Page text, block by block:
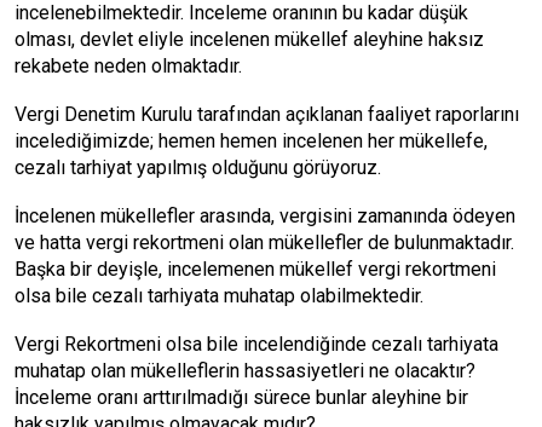
incelenebilmektedir. Inceleme oranının bu kadar düşük
olması, devlet eliyle incelenen mükellef aleyhine haksız
rekabete neden olmaktadır.
Vergi Denetim Kurulu tarafından açıklanan faaliyet raporlarını
incelediğimizde; hemen hemen incelenen her mükellefe,
cezalı tarhiyat yapılmış olduğunu görüyoruz.
İncelenen mükellefler arasında, vergisini zamanında ödeyen
ve hatta vergi rekortmeni olan mükellefler de bulunmaktadır.
Başka bir deyişle, incelemenen mükellef vergi rekortmeni
olsa bile cezalı tarhiyata muhatap olabilmektedir.
Vergi Rekortmeni olsa bile incelendiğinde cezalı tarhiyata
muhatap olan mükelleflerin hassasiyetleri ne olacaktır?
İnceleme oranı arttırılmadığı sürece bunlar aleyhine bir